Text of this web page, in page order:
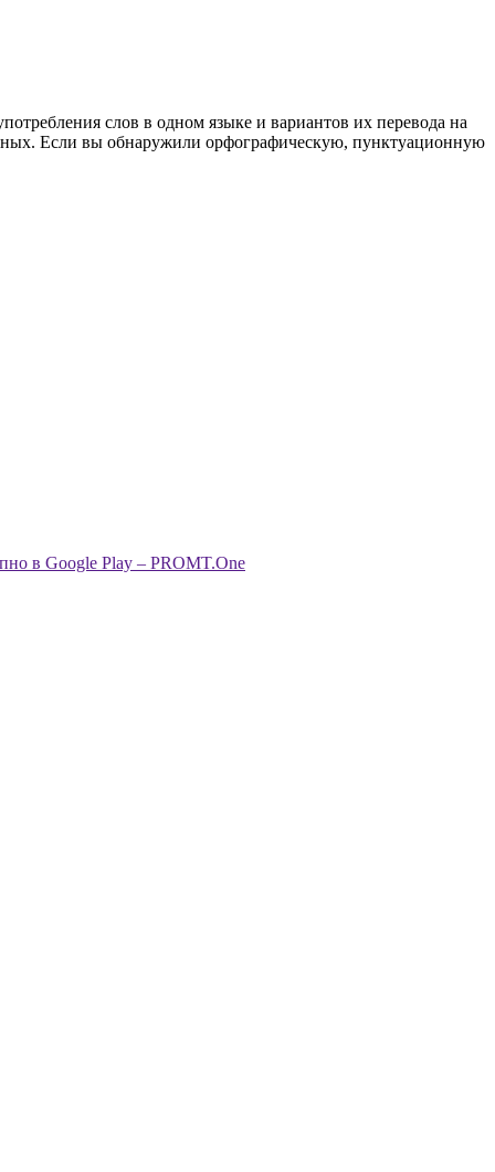
слов в одном языке и вариантов их перевода на
Если вы обнаружили орфографическую, пунктуационную